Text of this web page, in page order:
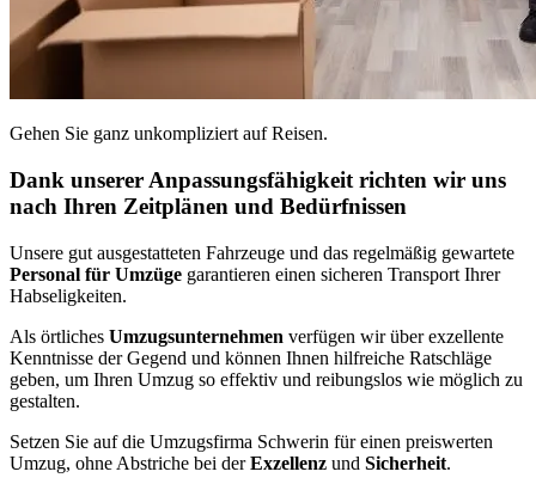
Gehen Sie ganz unkompliziert auf Reisen.
Dank unserer Anpassungsfähigkeit richten wir uns
nach Ihren Zeitplänen und Bedürfnissen
Unsere gut ausgestatteten Fahrzeuge und das regelmäßig gewartete
Personal für Umzüge garantieren einen sicheren Transport Ihrer
Habseligkeiten.
Als örtliches Umzugsunternehmen verfügen wir über exzellente
Kenntnisse der Gegend und können Ihnen hilfreiche Ratschläge
geben, um Ihren Umzug so effektiv und reibungslos wie möglich zu
gestalten.
Setzen Sie auf die Umzugsfirma Schwerin für einen preiswerten
Umzug, ohne Abstriche bei derExzellenz und Sicherheit.